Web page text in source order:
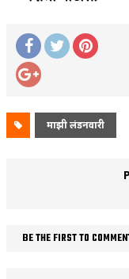
माझी लंडनवारी
BE THE FIRST TO